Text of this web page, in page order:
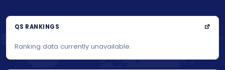
QS RANKINGS
Ranking data currently unavailable.